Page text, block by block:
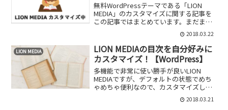
無料WordPressテーマである「LION
MEDIA」のカスタマイズに関する記事を
この記事ではまとめています。まだまだ
カスタマイズ記事が少ないですが、何か
リクエスト等があれば自分ができる技術
の範囲で対応させていただきますので、
お気軽にコ...
2018.03.22
LION MEDIA
LION MEDIAの目次を自分好みに
カスタマイズ！【WordPress】
多機能で非常に使い勝手が良いLION
MEDIAですが、デフォルトの状態でめち
ゃめちゃ便利なので、カスタマイズしな
くてもいいかと思いがちなってしまいま
す。どちらかというと、他の人と同じと
2018.03.21